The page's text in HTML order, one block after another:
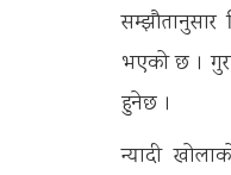
भएको छ ।
हुनेछ ।
न्यादी